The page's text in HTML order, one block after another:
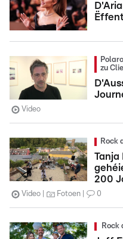
zu
Video
Rock
Tanja
200
Video Fotoen 0
Rock